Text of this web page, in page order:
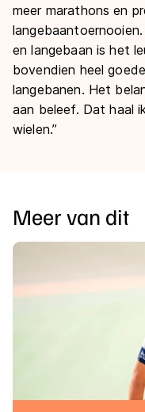
meer marathons en
en langebaan is het
bovendien heel
langebanen. Het
aan beleef. Dat haal
wielen.”
Meer van dit